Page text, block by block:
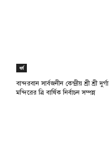
ধর্ম
বান্দরবান সার্বজনীন কেন্দ্রীয় শ্রী শ্রী দুর্গা
মন্দিরের ত্রি বার্ষিক নির্বাচন সম্পন্ন